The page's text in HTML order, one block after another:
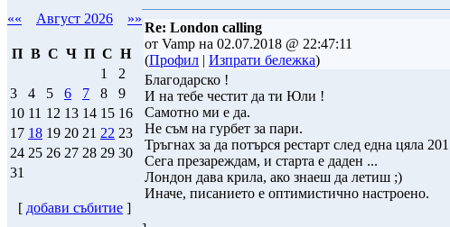
«« Август 2026 »»
П В С Ч П С Н
1
2
3
4 5 6 7 8
9
10 11 12 13 14 15 16
17 18 19 20 21 22 23
24 25 26 27 28 29 30
31
[ добави събитие ]
Re: London calling
от Vamp на 02.07.2018 @ 22:47:11
(Профил | Изпрати бележка)
Благодарско !
И на тебе честит да ти Юли !
Самотно ми е да.
Не съм на гурбет за пари.
Тръгнах за да потърся рестарт след една цяла
Сега презареждам, и старта е даден ...
Лондон дава крила, ако знаеш да летиш ;)
Иначе, писанието е оптимистично настроено.